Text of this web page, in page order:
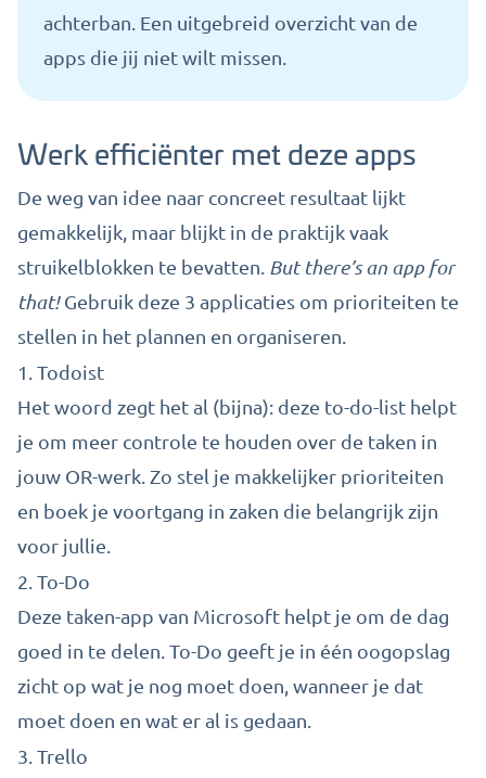
achterban. Een uitgebreid overzicht van de
apps die jij niet wilt missen.
Werk efficiënter met deze apps
De weg van idee naar concreet resultaat lijkt
gemakkelijk, maar blijkt in de praktijk vaak
struikelblokken te bevatten. But there’s an app for
that!Gebruik deze 3 applicaties om prioriteiten te
stellen in het plannen en organiseren.
1. Todoist
Het woord zegt het al (bijna): deze to-do-list helpt
je om meer controle te houden over de taken in
jouw OR-werk. Zo stel je makkelijker prioriteiten
en boek je voortgang in zaken die belangrijk zijn
voor jullie.
2. To-Do
Deze taken-app van Microsoft helpt je om de dag
goed in te delen. To-Do geeft je in één oogopslag
zicht op wat je nog moet doen, wanneer je dat
moet doen en wat er al is gedaan.
3. Trello